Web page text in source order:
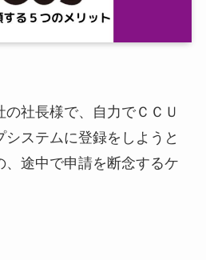
社長様で、自力でＣＣＵ
システムに登録をしようと
、途中で申請を断念するケ